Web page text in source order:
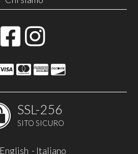
SSL-256
SITO SICURO
English - Italiano